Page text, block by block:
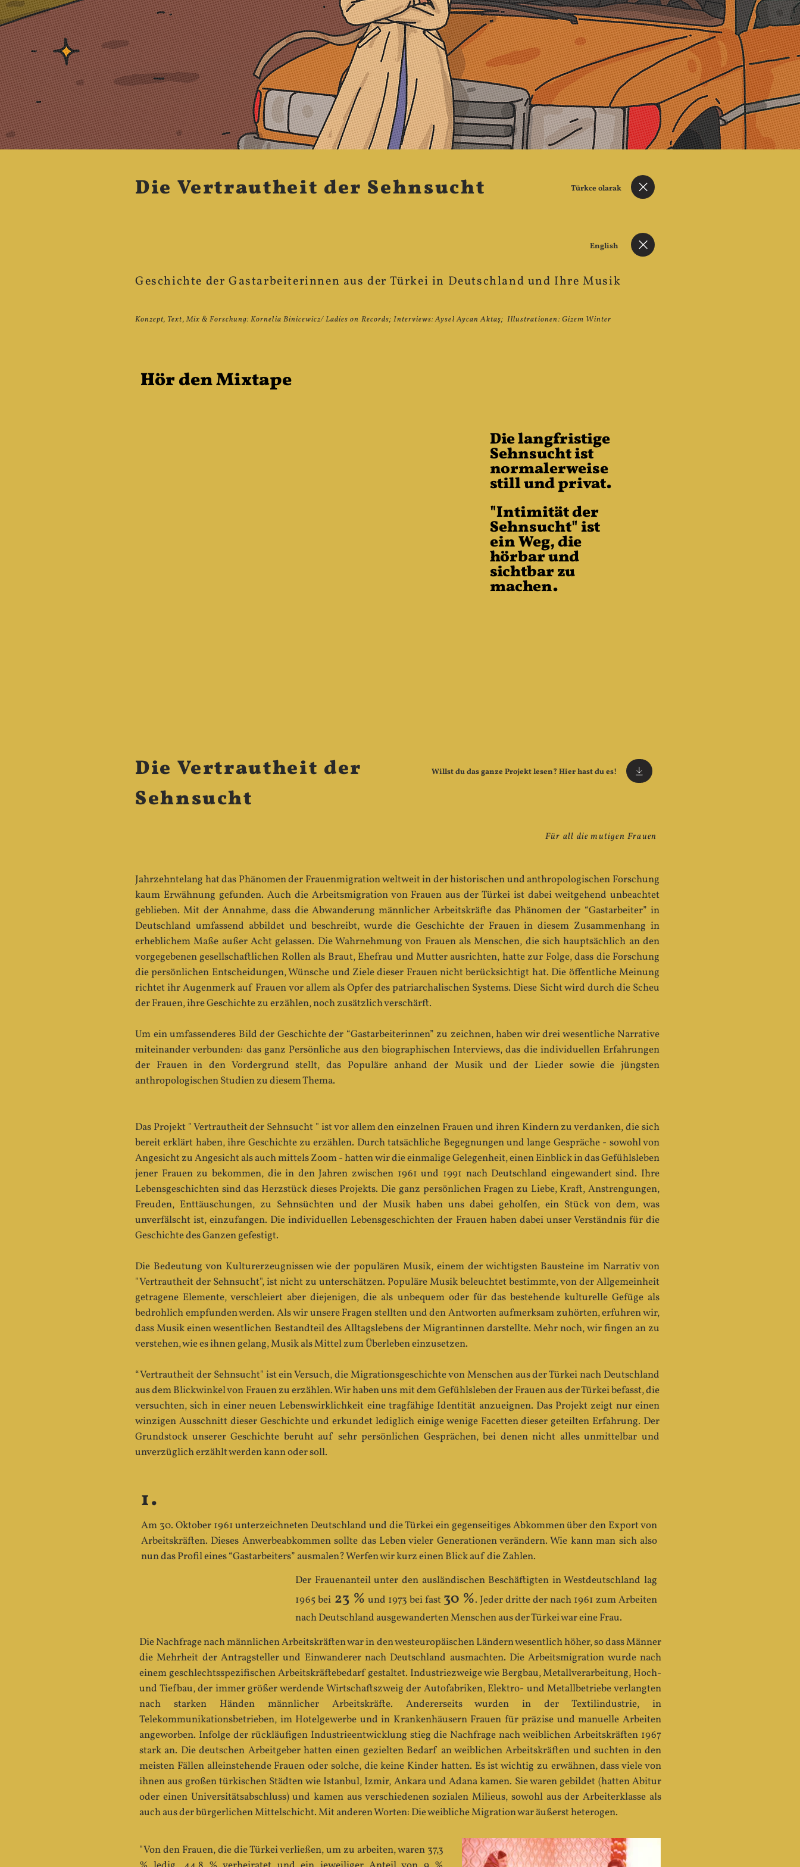
Die Vertrautheit der Sehnsucht Türkce olarak
English
Geschichte der Gastarbeiterinnen aus der Türkei in Deutschland und Ihre Musik
Konzept, Text, Mix & Forschung: Kornelia Binicewicz/ Ladies on Records; Interviews: Aysel Aycan Aktaş; Illustrationen: Gizem Winter
Hör den Mixtape
Die langfristige
Sehnsucht ist
normalerweise
still und privat.
"Intimität der
Sehnsucht" ist
ein Weg, die
hörbar und
sichtbar zu
machen.
Die Vertrautheit der
Sehnsucht
Willst du das ganze Projekt lesen? Hier hast du es!
Für all die mutigen Frauen
Jahrzehntelang hat das Phänomen der Frauenmigration weltweit in der historischen und anthropologischen Forschung
kaum Erwähnung gefunden. Auch die Arbeitsmigration von Frauen aus der Türkei ist dabei weitgehend unbeachtet
geblieben. Mit der Annahme, dass die Abwanderung männlicher Arbeitskräfte das Phänomen der “Gastarbeiter” in
Deutschland umfassend abbildet und beschreibt, wurde die Geschichte der Frauen in diesem Zusammenhang in
erheblichem Maße außer Acht gelassen. Die Wahrnehmung von Frauen als Menschen, die sich hauptsächlich an den
vorgegebenen gesellschaftlichen Rollen als Braut, Ehefrau und Mutter ausrichten, hatte zur Folge, dass die Forschung
die persönlichen Entscheidungen, Wünsche und Ziele dieser Frauen nicht berücksichtigt hat. Die öffentliche Meinung
richtet ihr Augenmerk auf Frauen vor allem als Opfer des patriarchalischen Systems. Diese Sicht wird durch die Scheu
der Frauen, ihre Geschichte zu erzählen, noch zusätzlich verschärft.
Um ein umfassenderes Bild der Geschichte der “Gastarbeiterinnen” zu zeichnen, haben wir drei wesentliche Narrative
miteinander verbunden: das ganz Persönliche aus den biographischen Interviews, das die individuellen Erfahrungen
der Frauen in den Vordergrund stellt, das Populäre anhand der Musik und der Lieder sowie die jüngsten
anthropologischen Studien zu diesem Thema.
Das Projekt " Vertrautheit der Sehnsucht " ist vor allem den einzelnen Frauen und ihren Kindern zu verdanken, die sich
bereit erklärt haben, ihre Geschichte zu erzählen. Durch tatsächliche Begegnungen und lange Gespräche - sowohl von
Angesicht zu Angesicht als auch mittels Zoom - hatten wir die einmalige Gelegenheit, einen Einblick in das Gefühlsleben
jener Frauen zu bekommen, die in den Jahren zwischen 1961 und 1991 nach Deutschland eingewandert sind. Ihre
Lebensgeschichten sind das Herzstück dieses Projekts. Die ganz persönlichen Fragen zu Liebe, Kraft, Anstrengungen,
Freuden, Enttäuschungen, zu Sehnsüchten und der Musik haben uns dabei geholfen, ein Stück von dem, was
unverfälscht ist, einzufangen. Die individuellen Lebensgeschichten der Frauen haben dabei unser Verständnis für die
Geschichte des Ganzen gefestigt.
Die Bedeutung von Kulturerzeugnissen wie der populären Musik, einem der wichtigsten Bausteine im Narrativ von
"Vertrautheit der Sehnsucht", ist nicht zu unterschätzen. Populäre Musik beleuchtet bestimmte, von der Allgemeinheit
getragene Elemente, verschleiert aber diejenigen, die als unbequem oder für das bestehende kulturelle Gefüge als
bedrohlich empfunden werden. Als wir unsere Fragen stellten und den Antworten aufmerksam zuhörten, erfuhren wir,
dass Musik einen wesentlichen Bestandteil des Alltagslebens der Migrantinnen darstellte. Mehr noch, wir fingen an zu
verstehen, wie es ihnen gelang, Musik als Mittel zum Überleben einzusetzen.
“Vertrautheit der Sehnsucht" ist ein Versuch, die Migrationsgeschichte von Menschen aus der Türkei nach Deutschland
aus dem Blickwinkel von Frauen zu erzählen. Wir haben uns mit dem Gefühlsleben der Frauen aus der Türkei befasst, die
versuchten, sich in einer neuen Lebenswirklichkeit eine tragfähige Identität anzueignen. Das Projekt zeigt nur einen
winzigen Ausschnitt dieser Geschichte und erkundet lediglich einige wenige Facetten dieser geteilten Erfahrung. Der
Grundstock unserer Geschichte beruht auf sehr persönlichen Gesprächen, bei denen nicht alles unmittelbar und
unverzüglich erzählt werden kann oder soll.
1.
Am 30. Oktober 1961 unterzeichneten Deutschland und die Türkei ein gegenseitiges Abkommen über den Export von
Arbeitskräften. Dieses Anwerbeabkommen sollte das Leben vieler Generationen verändern. Wie kann man sich also
nun das Profil eines “Gastarbeiters” ausmalen? Werfen wir kurz einen Blick auf die Zahlen.
Der Frauenanteil unter den ausländischen Beschäftigten in Westdeutschland lag
1965 bei23 % und 1973 bei fast 30 %. Jeder dritte der nach 1961 zum Arbeiten
nach Deutschland ausgewanderten Menschen aus der Türkei war eine Frau.
Die Nachfrage nach männlichen Arbeitskräften war in den westeuropäischen Ländern wesentlich höher, so dass Männer
die Mehrheit der Antragsteller und Einwanderer nach Deutschland ausmachten. Die Arbeitsmigration wurde nach
einem geschlechtsspezifischen Arbeitskräftebedarf gestaltet. Industriezweige wie Bergbau, Metallverarbeitung, Hoch-
und Tiefbau, der immer größer werdende Wirtschaftszweig der Autofabriken, Elektro- und Metallbetriebe verlangten
nach starken Händen männlicher Arbeitskräfte. Andererseits wurden in der Textilindustrie, in
Telekommunikationsbetrieben, im Hotelgewerbe und in Krankenhäusern Frauen für präzise und manuelle Arbeiten
angeworben. Infolge der rückläufigen Industrieentwicklung stieg die Nachfrage nach weiblichen Arbeitskräften 1967
stark an. Die deutschen Arbeitgeber hatten einen gezielten Bedarf an weiblichen Arbeitskräften und suchten in den
meisten Fällen alleinstehende Frauen oder solche, die keine Kinder hatten. Es ist wichtig zu erwähnen, dass viele von
ihnen aus großen türkischen Städten wie Istanbul, Izmir, Ankara und Adana kamen. Sie waren gebildet (hatten Abitur
oder einen Universitätsabschluss) und kamen aus verschiedenen sozialen Milieus, sowohl aus der Arbeiterklasse als
auch aus der bürgerlichen Mittelschicht. Mit anderen Worten: Die weibliche Migration war äußerst heterogen.
"Von den Frauen, die die Türkei verließen, um zu arbeiten, waren 37,3